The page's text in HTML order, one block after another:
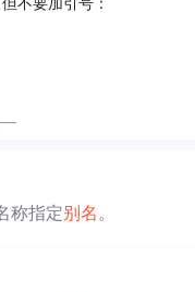
称指定别名 。